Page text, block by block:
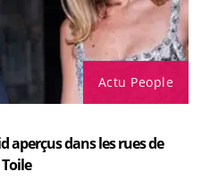
Actu People
aperçus dans les rues de